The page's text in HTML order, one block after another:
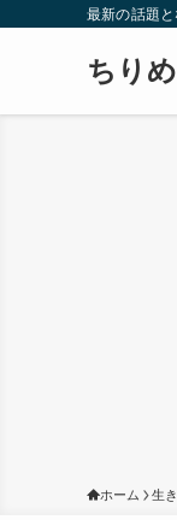
最新の話題
ちり
ホーム 生